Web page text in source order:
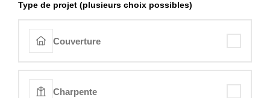
Type de projet (plusieurs choix possibles)
Couverture
Charpente